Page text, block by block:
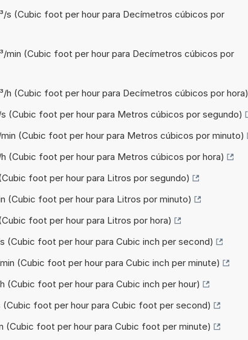
s (Cubic foot per hour para Decímetros cúbicos por
min (Cubic foot per hour para Decímetros cúbicos por
h (Cubic foot per hour para Decímetros cúbicos por hora)
(Cubic foot per hour para Metros cúbicos por segundo)
(Cubic foot per hour para Metros cúbicos por minuto)
(Cubic foot per hour para Metros cúbicos por hora)
foot per hour para Litros por segundo)
(Cubic foot per hour para Litros por minuto)
foot per hour para Litros por hora)
(Cubic foot per hour para Cubic inch per second)
(Cubic foot per hour para Cubic inch per minute)
(Cubic foot per hour para Cubic inch per hour)
foot per hour para Cubic foot per second)
(Cubic foot per hour para Cubic foot per minute)